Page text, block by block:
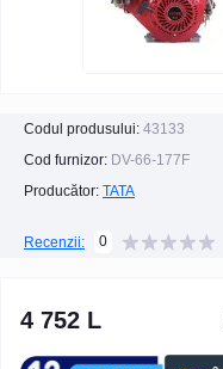
Codul produsului: 43133
Cod furnizor: DV-66-177F
Producător: TATA
Recenzii: 0
4 752 L